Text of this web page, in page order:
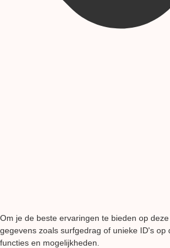
Om je de beste ervaringen te bieden op
gegevens zoals surfgedrag of unieke ID's
functies en mogelijkheden.